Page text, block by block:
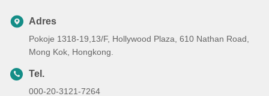
Adres
Pokoje 1318-19,13/F, Hollywood Plaza, 610 Nathan Road,
Mong Kok, Hongkong.
Tel.
000-20-3121-7264